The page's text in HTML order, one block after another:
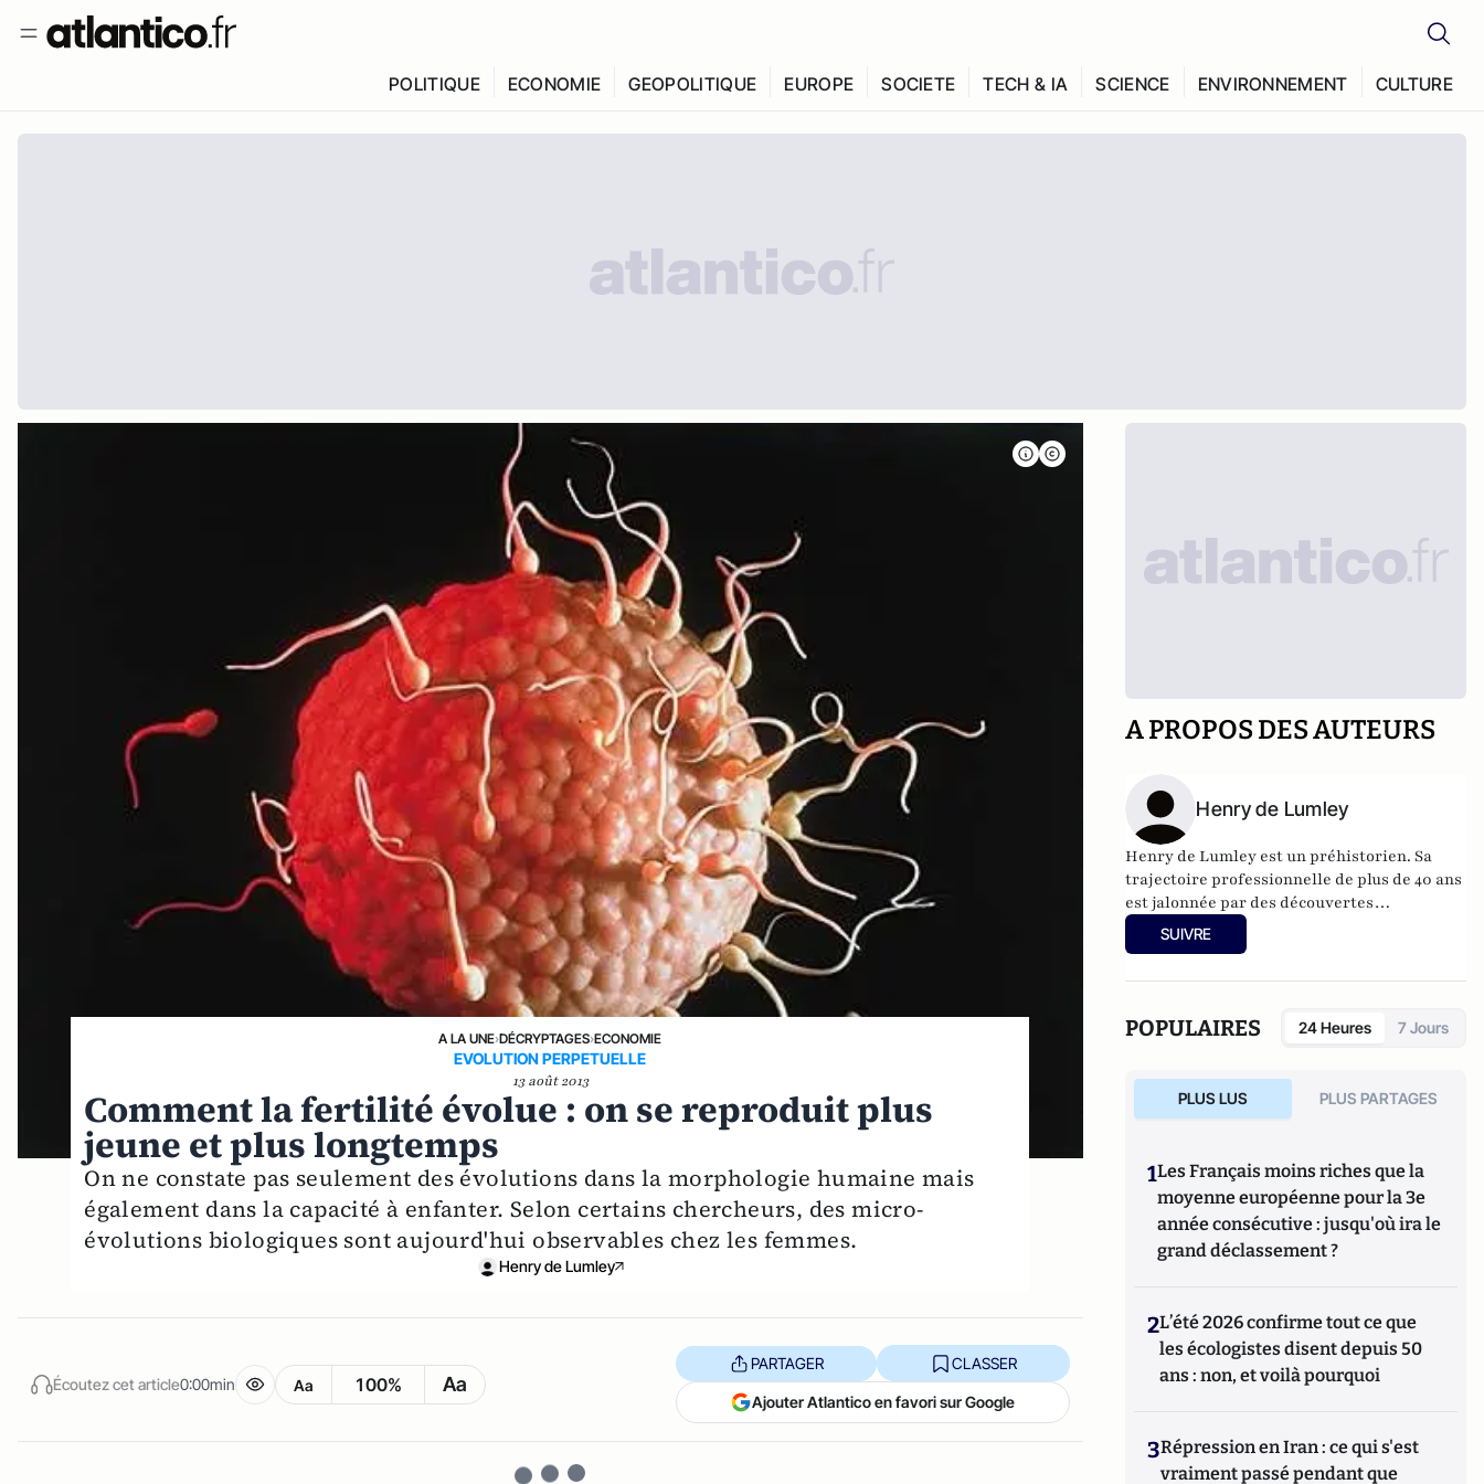
POLITIQUE ECONOMIE GEOPOLITIQUE EUROPE SOCIETE TECH & IA SCIENCE ENVIRONNEMENT CULTURE
A LA UNE›DÉCRYPTAGES›ECONOMIE
EVOLUTION PERPETUELLE
13 août 2013
Comment la fertilité évolue : on se reproduit plus
jeune et plus longtemps
On ne constate pas seulement des évolutions dans la morphologie humaine mais
également dans la capacité à enfanter. Selon certains chercheurs, des micro-
évolutions biologiques sont aujourd'hui observables chez les femmes.
Henry de Lumley
Écoutez cet article0:00min Aa 100% Aa
PARTAGER CLASSER
Ajouter Atlantico en favori sur Google
A PROPOS DES AUTEURS
Henry de Lumley
Henry de Lumley est un préhistorien. Sa
trajectoire professionnelle de plus de 40 ans
est jalonnée par des découvertes
importantes et par la construction
d'équipements scientifiques destinés à faire
SUIVRE
POPULAIRES 24 Heures 7 Jours
PLUS LUS PLUS PARTAGES
1Les Français moins riches que la
moyenne européenne pour la 3e
année consécutive : jusqu'où ira le
grand déclassement ?
2L’été 2026 confirme tout ce que
les écologistes disent depuis 50
ans : non, et voilà pourquoi
3Répression en Iran : ce qui s'est
vraiment passé pendant que